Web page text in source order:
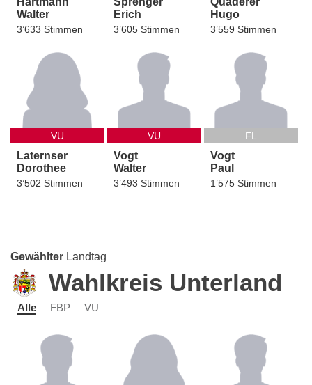
Walter
3’633 Stimmen
Erich
3’605 Stimmen
Hugo
3’559 Stimmen
VU
Laternser
Dorothee
3’502 Stimmen
VU
Vogt
Walter
3’493 Stimmen
FL
Vogt
Paul
1’575 Stimmen
Gewählter Landtag
Wahlkreis Unterland
Alle FBP VU